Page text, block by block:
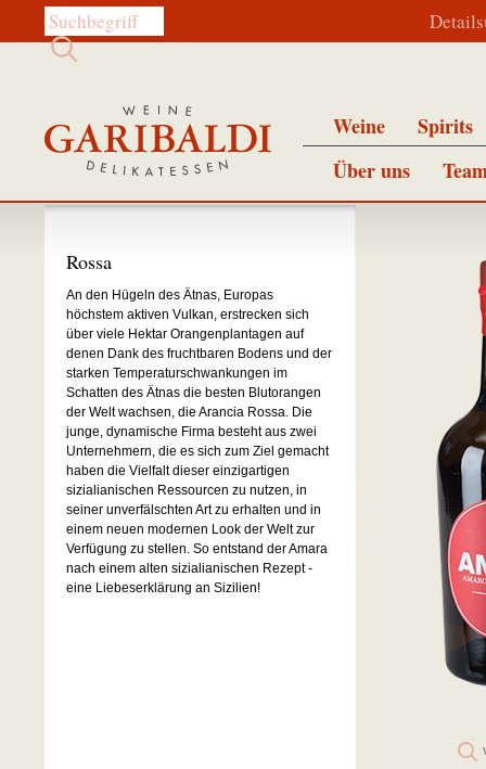
Diese Website durchsuchen:
Weine
Spirits
Über uns
Rossa
An den Hügeln des Ätnas, Europas
höchstem aktiven Vulkan, erstrecken sich
über viele Hektar Orangenplantagen auf
denen Dank des fruchtbaren Bodens und der
starken Temperaturschwankungen im
Schatten des Ätnas die besten Blutorangen
der Welt wachsen, die Arancia Rossa. Die
junge, dynamische Firma besteht aus zwei
Unternehmern, die es sich zum Ziel gemacht
haben die Vielfalt dieser einzigartigen
sizialianischen Ressourcen zu nutzen, in
seiner unverfälschten Art zu erhalten und in
einem neuen modernen Look der Welt zur
Verfügung zu stellen. So entstand der Amara
nach einem alten sizialianischen Rezept -
eine Liebeserklärung an Sizilien!